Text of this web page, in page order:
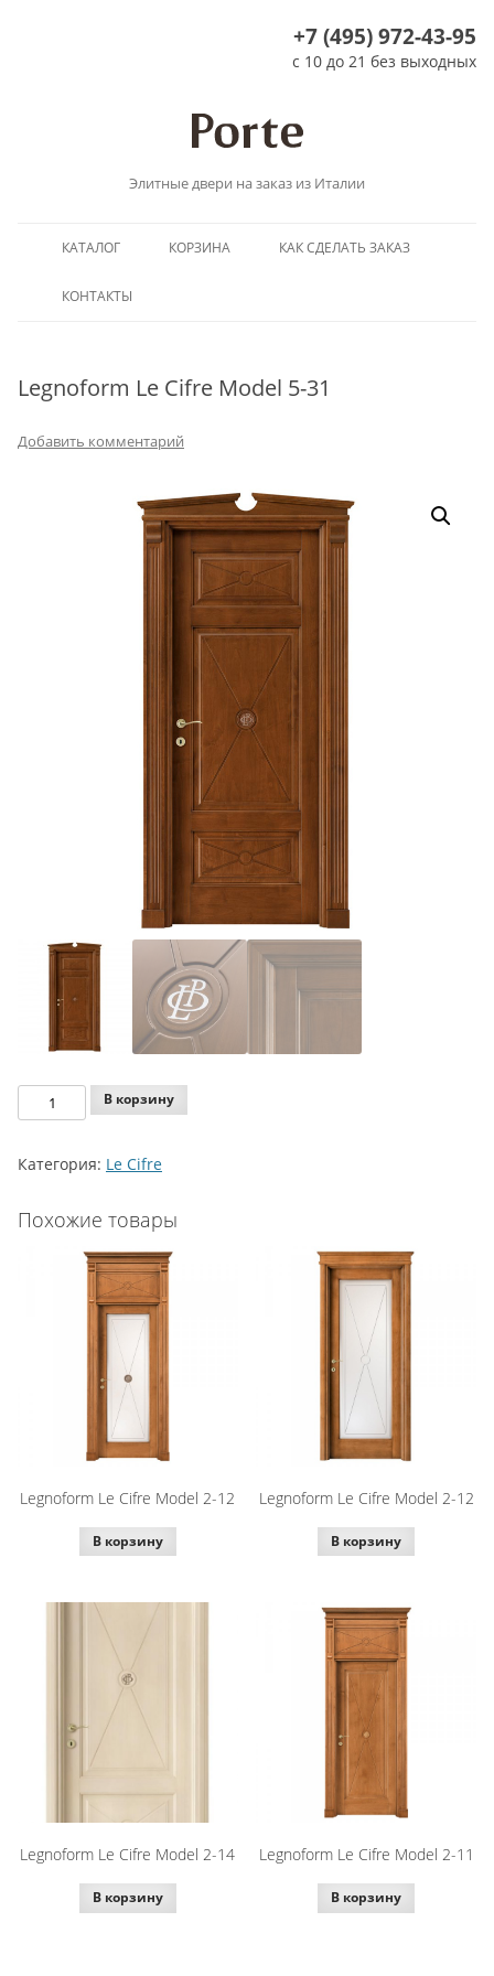
+7 (495) 972-43-95
с 10 до 21 без выходных
Элитные двери на заказ из Италии
КАТАЛОГ КОРЗИНА КАК СДЕЛАТЬ ЗАКАЗ
КОНТАКТЫ
Legnoform Le Cifre Model 5-31
Добавить комментарий
Количество
Legnoform
Cifre
5-
В корзину
Категория: Le Cifre
Похожие товары
Legnoform Le Cifre Model 2-12
В корзину
Legnoform Le Cifre Model 2-12
В корзину
Legnoform Le Cifre Model 2-14
В корзину
Legnoform Le Cifre Model 2-11
В корзину